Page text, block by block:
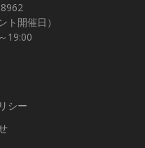
ト開催日）
19:00
シー